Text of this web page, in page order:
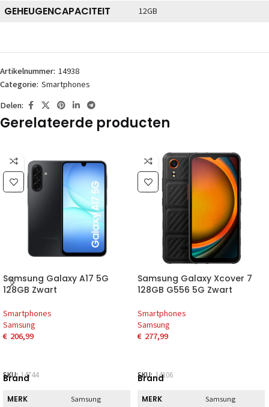
GEHEUGENCAPACITEIT 12GB
Artikelnummer: 14938
Categorie: Smartphones
Delen:
Gerelateerde producten
Samsung Galaxy A17 5G
128GB Zwart
Smartphones
Samsung
€ 206,99
SKU:14744
Brand
MERK Samsung
Samsung Galaxy Xcover 7
128GB G556 5G Zwart
Smartphones
Samsung
€ 277,99
SKU:14106
Brand
MERK Samsung